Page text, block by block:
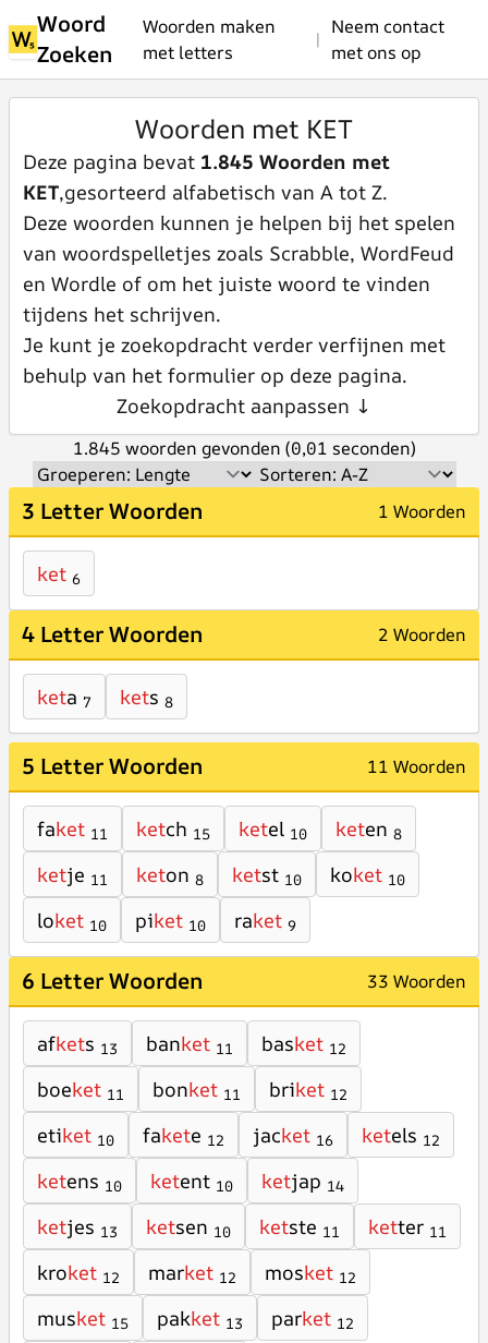
Woord
Zoeken
Woorden maken
met letters
|
Neem contact
met ons op
Woorden met KET
Deze pagina bevat 1.845 Woorden met
KET,gesorteerd alfabetisch van A tot Z.
Deze woorden kunnen je helpen bij het spelen
van woordspelletjes zoals Scrabble, WordFeud
en Wordle of om het juiste woord te vinden
tijdens het schrijven.
Je kunt je zoekopdracht verder verfijnen met
behulp van het formulier op deze pagina.
Zoekopdracht aanpassen ↓
1.845 woorden gevonden (0,01 seconden)
3 Letter Woorden 1 Woorden
ket 6
4 Letter Woorden 2 Woorden
keta 7 kets 8
5 Letter Woorden 11 Woorden
faket 11 ketch 15 ketel 10 keten 8
ketje 11 keton 8 ketst 10 koket 10
loket 10 piket 10 raket 9
6 Letter Woorden 33 Woorden
afkets 13 banket 11 basket 12
boeket 11 bonket 11 briket 12
etiket 10 fakete 12 jacket 16 ketels 12
ketens 10 ketent 10 ketjap 14
ketjes 13 ketsen 10 ketste 11 ketter 11
kroket 12 market 12 mosket 12
musket 15 pakket 13 parket 12